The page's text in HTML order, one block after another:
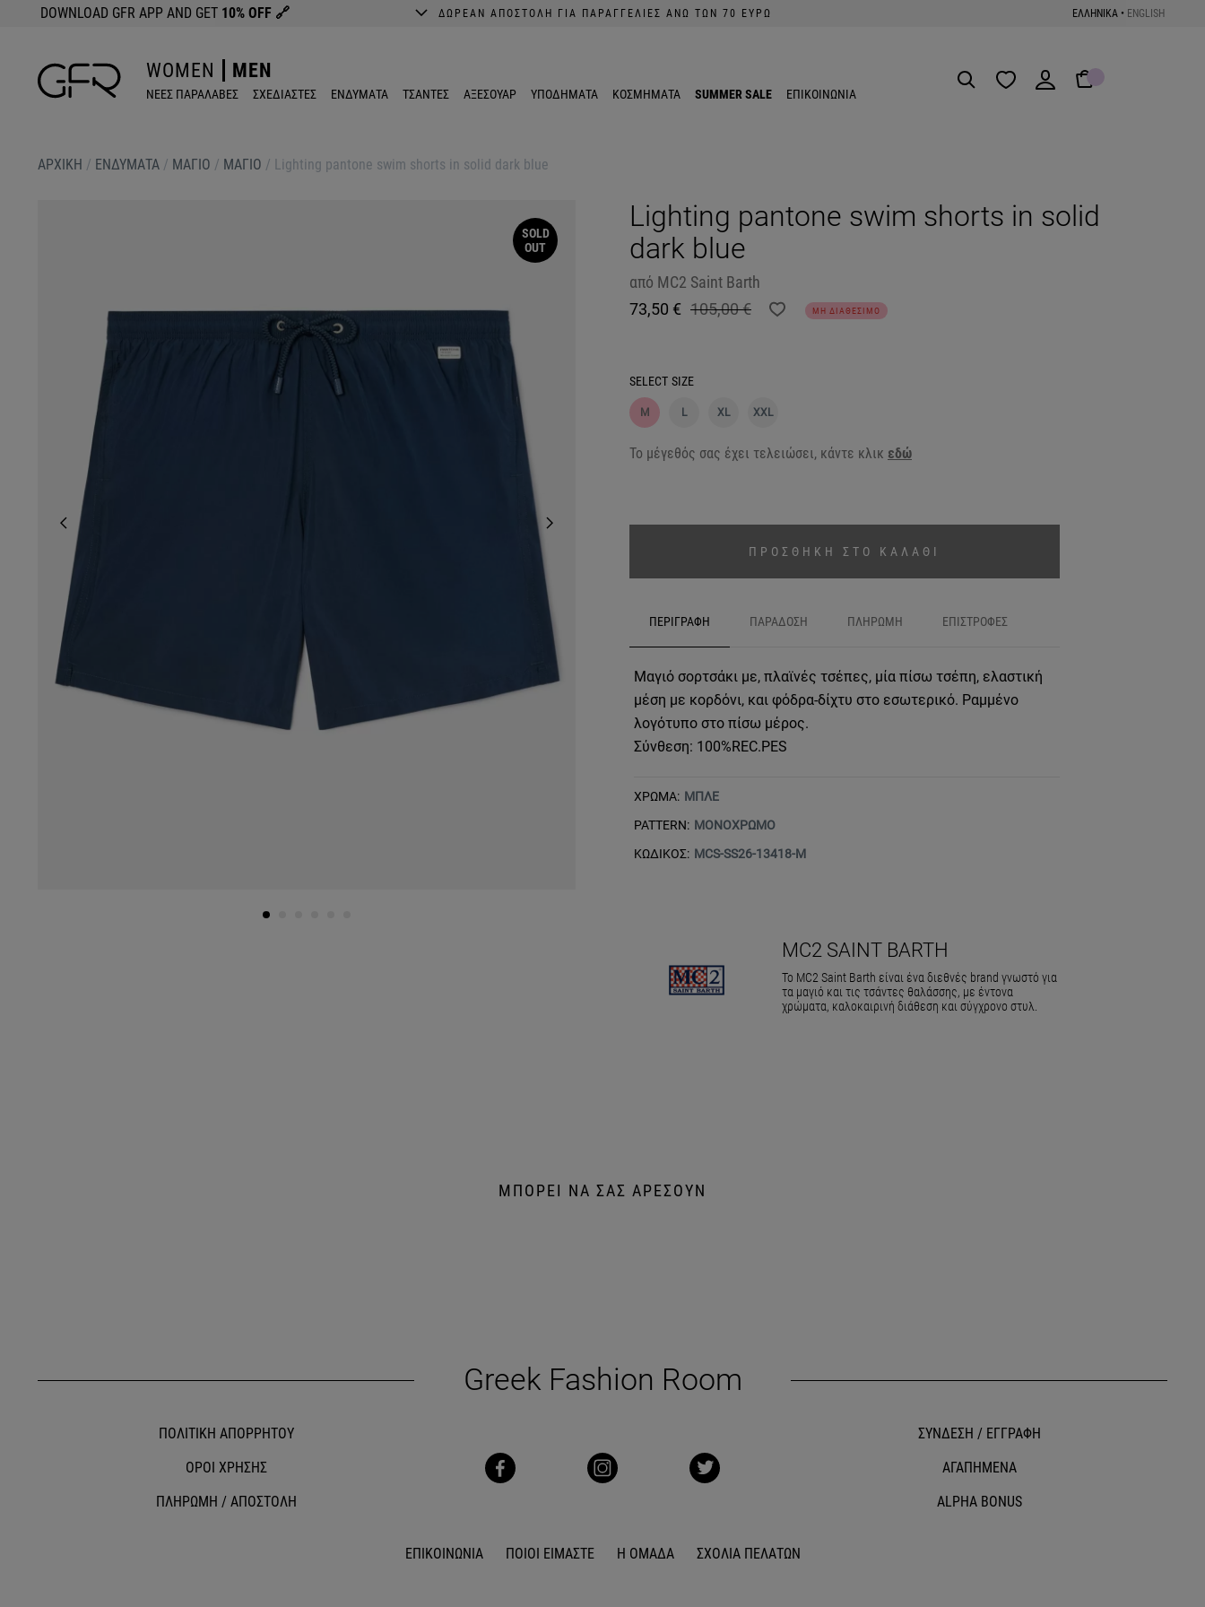
DOWNLOAD GFR APP AND GET 10% OFF 🔗 ΔΩΡΕΑΝ ΑΠΟΣΤΟΛΗ ΓΙΑ ΠΑΡΑΓΓΕΛΙΕΣ ΑΝΩ ΤΩΝ 70 ΕΥΡΩ ΕΛΛΗΝΙΚΑ • ENGLISH
WOMEN MEN
ΝΕΕΣ ΠΑΡΑΛΑΒΕΣ ΣΧΕΔΙΑΣΤΕΣ ΕΝΔΥΜΑΤΑ ΤΣΑΝΤΕΣ ΑΞΕΣΟΥΑΡ ΥΠΟΔΗΜΑΤΑ ΚΟΣΜΗΜΑΤΑ SUMMER SALE ΕΠΙΚΟΙΝΩΝΙΑ
ΑΡΧΙΚΉ / ΕΝΔΥΜΑΤΑ / ΜΑΓΙΟ / ΜΑΓΙΟ / Lighting pantone swim shorts in solid dark blue
SOLD
OUT
Lighting pantone swim shorts in solid
dark blue
από MC2 Saint Barth
73,50 € 105,00 € ΜΗ ΔΙΑΘΕΣΙΜΟ
SELECT SIZE
M L XL XXL
Το μέγεθός σας έχει τελειώσει, κάντε κλικ εδώ
ΠΡΟΣΘΗΚΗ ΣΤΟ ΚΑΛΑΘΙ
ΠΕΡΙΓΡΑΦΗ ΠΑΡΑΔΟΣΗ ΠΛΗΡΩΜΗ ΕΠΙΣΤΡΟΦΕΣ
Μαγιό σορτσάκι με, πλαϊνές τσέπες, μία πίσω τσέπη, ελαστική
μέση με κορδόνι, και φόδρα-δίχτυ στο εσωτερικό. Ραμμένο
λογότυπο στο πίσω μέρος.
Σύνθεση: 100%REC.PES
ΧΡΩΜΑ: ΜΠΛΕ
PATTERN: ΜΟΝΟΧΡΩΜΟ
ΚΩΔΙΚΟΣ: MCS-SS26-13418-M
MC2 SAINT BARTH
Το MC2 Saint Barth είναι ένα διεθνές brand γνωστό για
τα μαγιό και τις τσάντες θαλάσσης, με έντονα
χρώματα, καλοκαιρινή διάθεση και σύγχρονο στυλ.
ΜΠΟΡΕΙ ΝΑ ΣΑΣ ΑΡΕΣΟΥΝ
ΠΟΛΙΤΙΚΗ ΑΠΟΡΡΗΤΟΥ
ΟΡΟΙ ΧΡΗΣΗΣ
ΠΛΗΡΩΜΗ / ΑΠΟΣΤΟΛΗ
Greek Fashion Room
ΣΥΝΔΕΣΗ / ΕΓΓΡΑΦΗ
ΑΓΑΠΗΜΕΝΑ
ALPHA BONUS
ΕΠΙΚΟΙΝΩΝΙΑ ΠΟΙΟΙ ΕΙΜΑΣΤΕ Η ΟΜΑΔΑ ΣΧΟΛΙΑ ΠΕΛΑΤΩΝ